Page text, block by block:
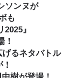
ソンヌが
も
』
！
るネタバトル